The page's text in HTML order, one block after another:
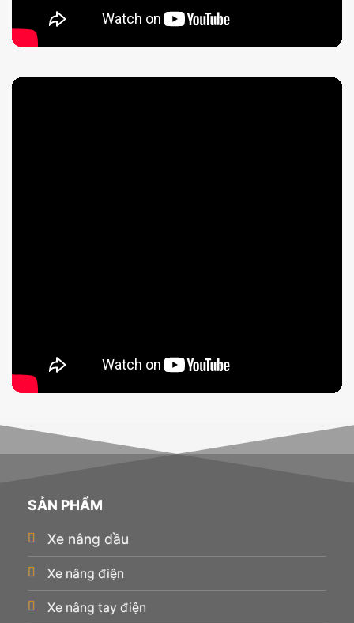
SẢN PHẨM
Xe nâng dầu
Xe nâng điện
Xe nâng tay điện